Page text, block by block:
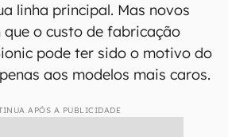
linha principal. Mas novos
o custo de fabricação
pode ter sido o motivo do
aos modelos mais caros.
APÓS A PUBLICIDADE